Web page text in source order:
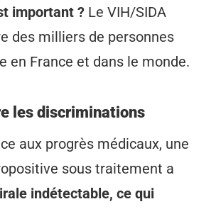
important ? Le VIH/SIDA
des milliers de personnes
en France et dans le monde.
les discriminations
aux progrès médicaux, une
sous traitement a
indétectable, ce qui